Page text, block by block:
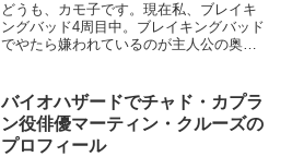
どうも、カモ子です。現在私、ブレイキ
ングバッド4周目中。ブレイキングバッド
でやたら嫌われているのが主人公の奥さ
ついて書いてみたいと思います。ブレイ
キングバッド出演アンナ...
バイオハザードでチャド・カプラ
ン役俳優マーティン・クルーズの
プロフィール